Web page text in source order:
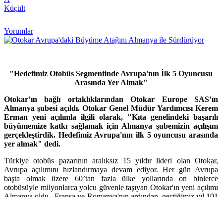
Küçült
Yorumlar
"Hedefimiz Otobüs Segmentinde Avrupa'nın İlk 5 Oyuncusu
Arasında Yer Almak"
Otokar’ın bağlı ortaklıklarından Otokar Europe SAS’ın
Almanya şubesi açıldı. Otokar Genel Müdür Yardımcısı Kerem
Erman yeni açılımla ilgili olarak, "Kıta genelindeki başarılı
büyümemize katkı sağlamak için Almanya şubemizin açılışını
gerçekleştirdik. Hedefimiz Avrupa'nın ilk 5 oyuncusu arasında
yer almak" dedi.
Türkiye otobüs pazarının aralıksız 15 yıldır lideri olan Otokar,
Avrupa açılımını hızlandırmaya devam ediyor. Her gün Avrupa
başta olmak üzere 60’tan fazla ülke yollarında on binlerce
otobüsüyle milyonlarca yolcu güvenle taşıyan Otokar'ın yeni açılımı